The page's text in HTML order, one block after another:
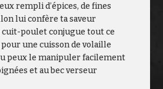
rempli d’épices, de fines
lui confère ta saveur
cuit-poulet conjugue tout ce
une cuisson de volaille
peux le manipuler facilement
et au bec verseur